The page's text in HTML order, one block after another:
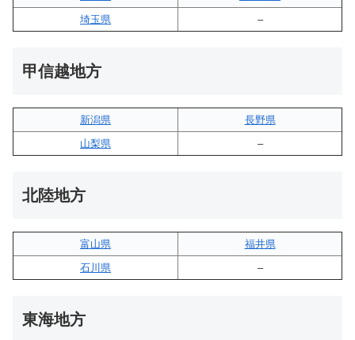
埼玉県
–
甲信越地方
新潟県
長野県
山梨県
–
北陸地方
富山県
福井県
石川県
–
東海地方